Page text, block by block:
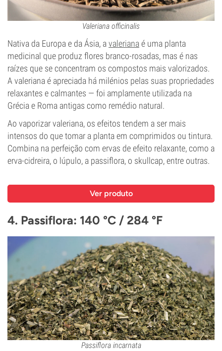
Valeriana officinalis
Nativa da Europa e da Ásia, avalerianaé uma planta
medicinal que produz flores branco-rosadas, mas é nas
raízes que se concentram os compostos mais valorizados.
A valeriana é apreciada há milénios pelas suas propriedades
relaxantes e calmantes — foi amplamente utilizada na
Grécia e Roma antigas como remédio natural.
Ao vaporizar valeriana, os efeitos tendem a ser mais
intensos do que tomar a planta em comprimidos ou tintura.
Combina na perfeição com ervas de efeito relaxante, como a
erva-cidreira, o lúpulo, a passiflora, o skullcap, entre outras.
Ver produto
4. Passiflora: 140 °C / 284 °F
Passiflora incarnata